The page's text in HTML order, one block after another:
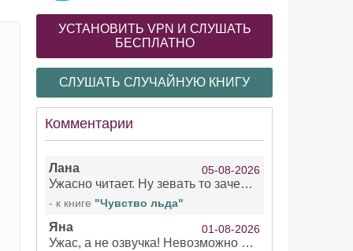
УСТАНОВИТЬ VPN И СЛУШАТЬ
БЕСПЛАТНО
СЛУШАТЬ СЛУЧАЙНУЮ КНИГУ
Комментарии
Лана 05-08-2026
Ужасно читает. Ну зевать то зачем. Уже не говорю, что ударения ставит, как хочет.
- к книге "Чувство льда"
Яна 01-08-2026
Ужас, а не озвучка! Невозможно вникать в смысл текста из за кривляний чтеца